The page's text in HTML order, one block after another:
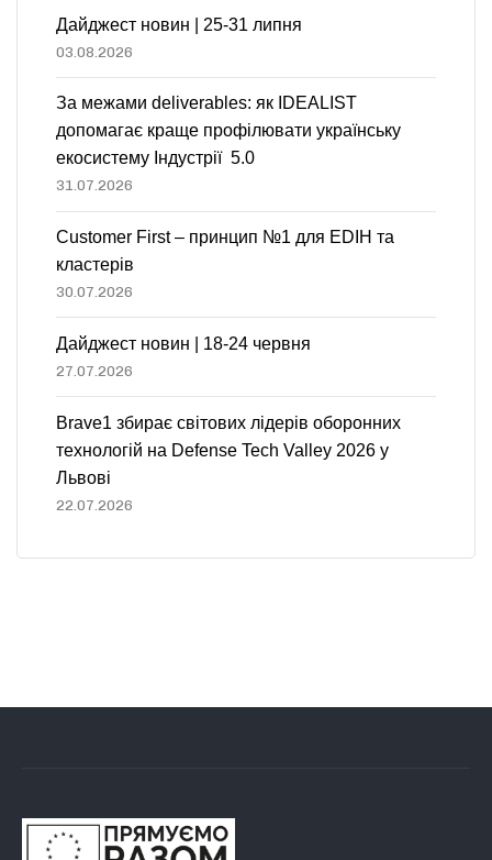
Дайджест новин | 25-31 липня
03.08.2026
За межами deliverables: як IDEALIST
допомагає краще профілювати українську
екосистему Індустрії 5.0
31.07.2026
Customer First – принцип №1 для EDIH та
кластерів
30.07.2026
Дайджест новин | 18-24 червня
27.07.2026
Brave1 збирає світових лідерів оборонних
технологій на Defense Tech Valley 2026 у
Львові
22.07.2026